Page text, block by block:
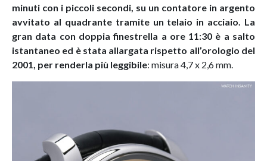
minuti con i piccoli secondi, su un contatore in argento
avvitato al quadrante tramite un telaio in acciaio. La
gran data con doppia finestrella a ore 11:30 è a salto
istantaneo ed è stata allargata rispetto all’orologio del
2001, per renderla più leggibile: misura 4,7 x 2,6 mm.